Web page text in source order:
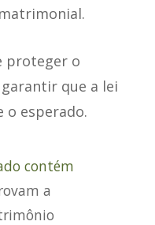
proteger o
garantir que a lei
o esperado.
contém
a